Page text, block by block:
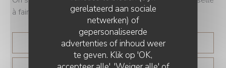
gerelateerd aan sociale
netwerken) of
gepersonaliseerde
advertenties of inhoud weer
te geven. Klik op 'OK,
à faire », lance le chef.
LEES HET ARTIKEL ((OPENT IN EEN NIEUW